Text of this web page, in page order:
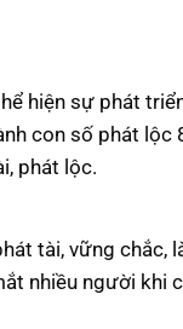
hiện sự phát
con số phát lộc
phát lộc.
tài, vững chắc,
nhiều người